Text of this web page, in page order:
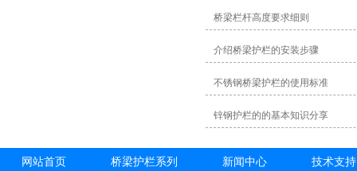
桥梁栏杆高度要求细则
介绍桥梁护栏的安装步骤
不锈钢桥梁护栏的使用标准
锌钢护栏的的基本知识分享
网站首页 桥梁护栏系列 新闻中心 技术支持